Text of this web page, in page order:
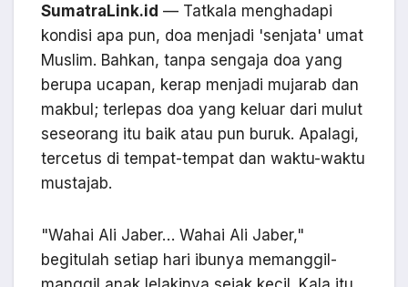
SumatraLink.id — Tatkala menghadapi
kondisi apa pun, doa menjadi 'senjata' umat
Muslim. Bahkan, tanpa sengaja doa yang
berupa ucapan, kerap menjadi mujarab dan
makbul; terlepas doa yang keluar dari mulut
seseorang itu baik atau pun buruk. Apalagi,
tercetus di tempat-tempat dan waktu-waktu
mustajab.
"Wahai Ali Jaber… Wahai Ali Jaber,"
begitulah setiap hari ibunya memanggil-